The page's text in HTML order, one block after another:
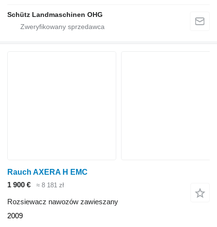
Schütz Landmaschinen OHG
Rauch AXERA H EMC
1 900 €
≈ 8 181 zł
Rozsiewacz nawozów zawieszany
2009